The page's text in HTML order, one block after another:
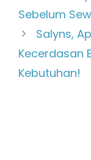
Sebelum
Salyns,
Kecerdasan
Kebutuhan!